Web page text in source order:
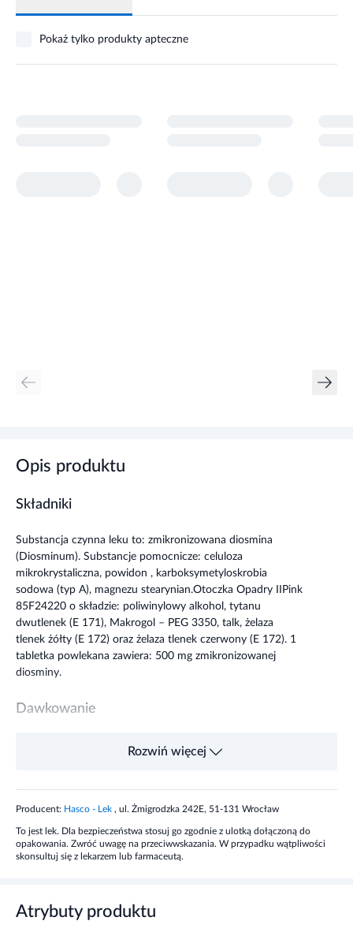
Pokaż tylko produkty apteczne
Opis produktu
Składniki
Substancja czynna leku to: zmikronizowana diosmina
(Diosminum). Substancje pomocnicze: celuloza
mikrokrystaliczna, powidon , karboksymetyloskrobia
sodowa (typ A), magnezu stearynian.Otoczka Opadry IIPink
85F24220 o składzie: poliwinylowy alkohol, tytanu
dwutlenek (E 171), Makrogol – PEG 3350, talk, żelaza
tlenek żółty (E 172) oraz żelaza tlenek czerwony (E 172). 1
tabletka powlekana zawiera: 500 mg zmikronizowanej
diosminy.
Dawkowanie
Zazwyczaj stosowana dawka leku to 2 tabletki na dobę
podczas posiłku (rano i wieczorem). Jedynie w
6 tabletek na dobę, tj. 2 razy na dobę po 3 tabletki przez 4
dni, a przez kolejne 3 dni zmniejszenie dawki: 4 tabletki na
dobę, tj. 2 razy na dobę po 2 tabletki.
Tabletki powlekane Dih zawierają diosminę, związek
Rozwiń więcej
Producent: Hasco - Lek , ul. Żmigrodzka 242E, 51-131 Wrocław
To jest lek. Dla bezpieczeństwa stosuj go zgodnie z ulotką dołączoną do
opakowania. Zwróć uwagę na przeciwwskazania. W przypadku wątpliwości
skonsultuj się z lekarzem lub farmaceutą.
Atrybuty produktu